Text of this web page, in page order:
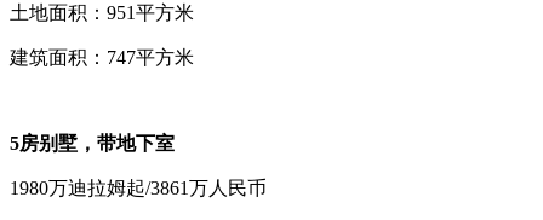
土地面积：951平方米
建筑面积：747平方米
5房别墅，带地下室
1980万迪拉姆起/3861万人民币